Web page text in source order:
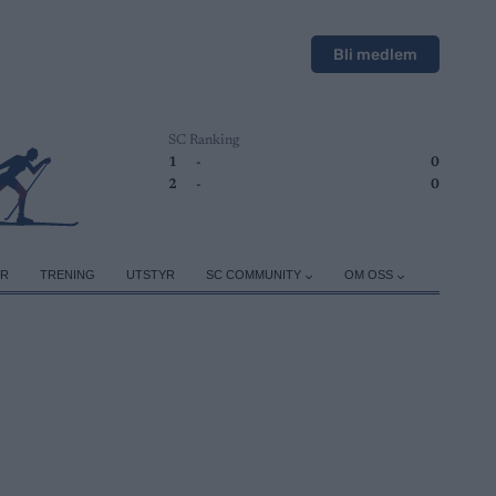
Bli medlem
SC Ranking
1
-
0
2
- 0
TRENING UTSTYR SC COMMUNITY OM OSS